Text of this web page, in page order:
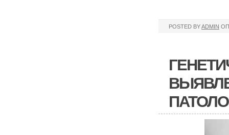
POSTED BYADMIN